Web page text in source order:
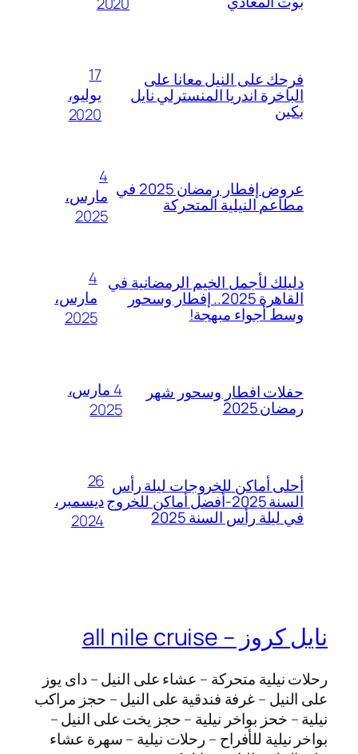
فرحك على النيل معانا على
الباخرة اندريا المنسترلي نايل
بكين
17
يوليو،
2020
عروض إفطار رمضان 2025 في
مطاعم النيلية المتحركة
4
مارس،
2025
دليلك لأجمل الخيم الرمضانية في
القاهرة 2025.. إفطار وسحور
وسط أجواء مبهجة!
4
مارس،
2025
حفلات افطار وسحور شهر
رمضان 2025
4 مارس،
2025
أحلى أماكن للخروجات ليلة رأس
السنة 2025-أفضل أماكن للخروج
في ليلة رأس السنة 2025
26
ديسمبر،
2024
نايل كروز – all nile cruise
رحلات نيلية متحركة – عشاء على النيل – داى يوز
على النيل – غرفة فندقية على النيل – حجز مراكب
نيلية – خحز بواخر نيلية – حجز يخت على النيل –
بواخر نيلية للأفراح – رحلات نيلية – سهرة عشاء